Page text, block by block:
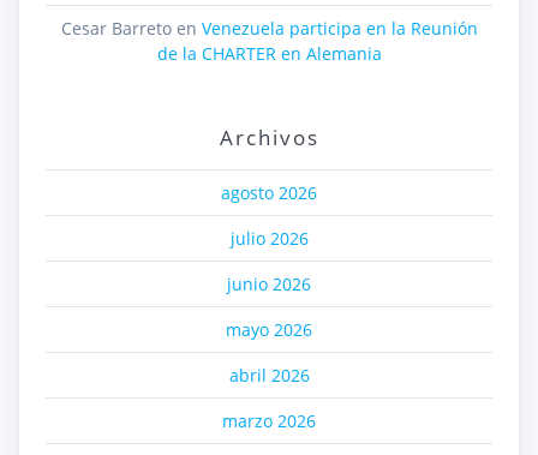
Cesar Barretoen Venezuela participa en la Reunión
de la CHARTER en Alemania
Archivos
agosto 2026
julio 2026
junio 2026
mayo 2026
abril 2026
marzo 2026